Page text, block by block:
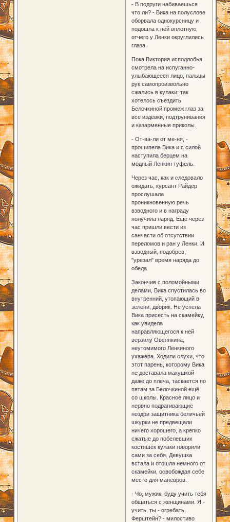
- В подруги набиваешься
что ли? - Вика на полуслове
оборвала однокурсницу и
подошла к ней вплотную,
отчего у Ленки округлились
глаза.
Пока Виктория исподлобья
смотрела на испуганно-
улыбающееся лицо, пальцы
рук самопроизвольно
сжались в кулаки: так
хотелось съездить
Белочкиной промеж глаз за
все издёвки, подтрунивания
и казарменные приколы.
- От-ва-ли от ме-ня, -
прошипела Вика и с силой
наступила берцем на
модный Ленкин туфель.
Через час, как и следовало
ожидать, курсант Райдер
прослушала
проникновенную речь
взводного и в награду
получила наряд. Ещё через
час пришли вести из
санчасти об отсутствии
переломов и ран у Ленки. И
взводный, подобрев,
"урезал" время наряда до
обеда.
Закончив с поломойными
делами, Вика спустилась во
внутренний, утопающий в
зелени, дворик. Не успела
Вика присесть на скамейку,
как увидела
направляющегося к ней
верзилу Овсянкина,
неутомимого Ленкиного
ухажера. Ходили слухи, что
этот парень, которому Вика
не доставала макушкой
даже до плеча, таскается по
пятам за Белочкиной ещё
со школы. Красное лицо и
нервно подрагивающие
ноздри защитника беличьей
шкурки не предвещали
ничего хорошего, а крепко
сжатые до побелевших
костяшек кулаки говорили
сами за себя. Девушка
встала и отошла немного от
скамейки, освобождая себе
место для маневров.
- Чо, мужик, буду учить тебя
общаться с женщинами. Я -
учить, ты - огребать.
Ферштейн? - милостиво